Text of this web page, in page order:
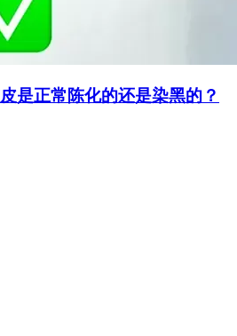
是正常陈化的还是染黑的？